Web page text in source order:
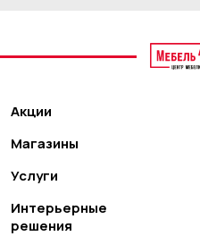
Акции
Магазины
Услуги
Интерьерные
решения